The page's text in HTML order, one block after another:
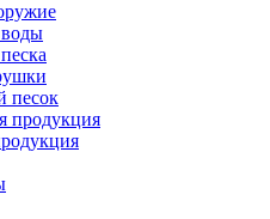
песок
продукция